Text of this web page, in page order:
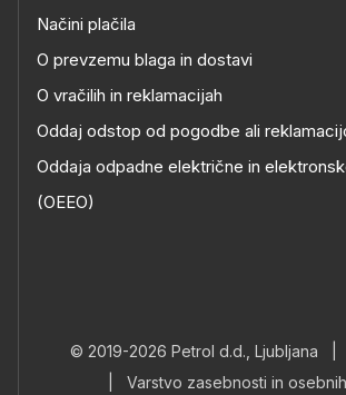
Načini plačila
O prevzemu blaga in dostavi
O vračilih in reklamacijah
Oddaj odstop od pogodbe ali
Oddaja odpadne električne in
(OEEO)
© 2019-2026 Petrol d.d., Ljubljana
Varstvo zasebnosti in